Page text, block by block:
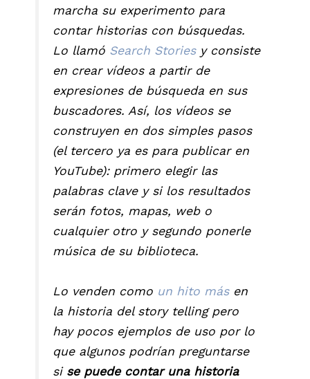
marcha su experimento para
contar historias con búsquedas.
Lo llamó Search Storiesy consiste
en crear vídeos a partir de
expresiones de búsqueda en sus
buscadores. Así, los vídeos se
construyen en dos simples pasos
(el tercero ya es para publicar en
YouTube): primero elegir las
palabras clave y si los resultados
serán fotos, mapas, web o
cualquier otro y segundo ponerle
música de su biblioteca.
Lo venden como un hito másen
la historia del story telling pero
hay pocos ejemplos de uso por lo
que algunos podrían preguntarse
si se puede contar una historia